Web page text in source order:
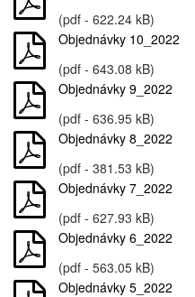
(pdf - 622.24 kB)
Objednávky 10_2022
(pdf - 643.08 kB)
Objednávky 9_2022
(pdf - 636.95 kB)
Objednávky 8_2022
(pdf - 381.53 kB)
Objednávky 7_2022
(pdf - 627.93 kB)
Objednávky 6_2022
(pdf - 563.05 kB)
Objednávky 5_2022